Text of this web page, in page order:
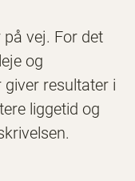
vej. For det
og
resultater i
liggetid og